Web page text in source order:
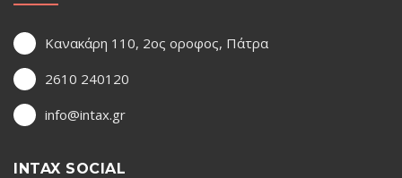
Κανακάρη 110, 2ος οροφος, Πάτρα
2610 240120
info@intax.gr
INTAX SOCIAL